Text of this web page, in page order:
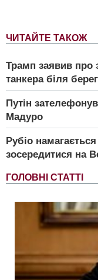
ЧИТАЙТЕ ТАКОЖ
Трамп заявив про
танкера біля
Путін
Мадуро
Рубіо
зосередитися на
ГОЛОВНІ СТАТТІ